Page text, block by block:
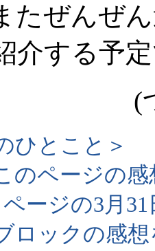
ぜんぜ
介する予
(
ひとこと＞
のページの感
ージの3月
ロックの感